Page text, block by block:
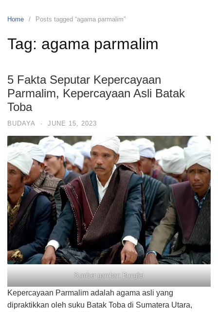
Home Posts tagged “agama parmalim”
Tag: agama parmalim
5 Fakta Seputar Kepercayaan
Parmalim, Kepercayaan Asli Batak
Toba
BUDAYA · JUNE 15, 2023
Sumber gambar: Bungfei
Kepercayaan Parmalim adalah agama asli yang
dipraktikkan oleh suku Batak Toba di Sumatera Utara,